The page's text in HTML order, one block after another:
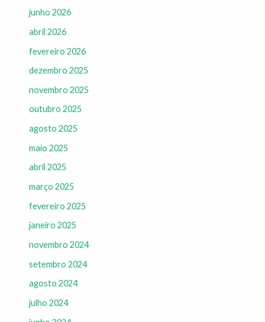
junho 2026
abril 2026
fevereiro 2026
dezembro 2025
novembro 2025
outubro 2025
agosto 2025
maio 2025
abril 2025
março 2025
fevereiro 2025
janeiro 2025
novembro 2024
setembro 2024
agosto 2024
julho 2024